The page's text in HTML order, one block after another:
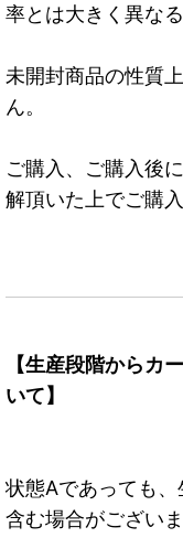
率とは大きく異な
未開封商品の性質
ん。
ご購入、ご購入後
解頂いた上でご購入
【生産段階からカ
いて】
状態Aであっても
含む場合がござい